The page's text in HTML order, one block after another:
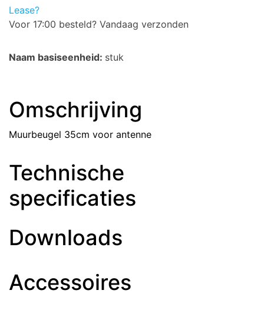
Lease?
Voor 17:00 besteld? Vandaag verzonden
Naam basiseenheid: stuk
Omschrijving
Muurbeugel 35cm voor antenne
Technische
specificaties
Downloads
Accessoires